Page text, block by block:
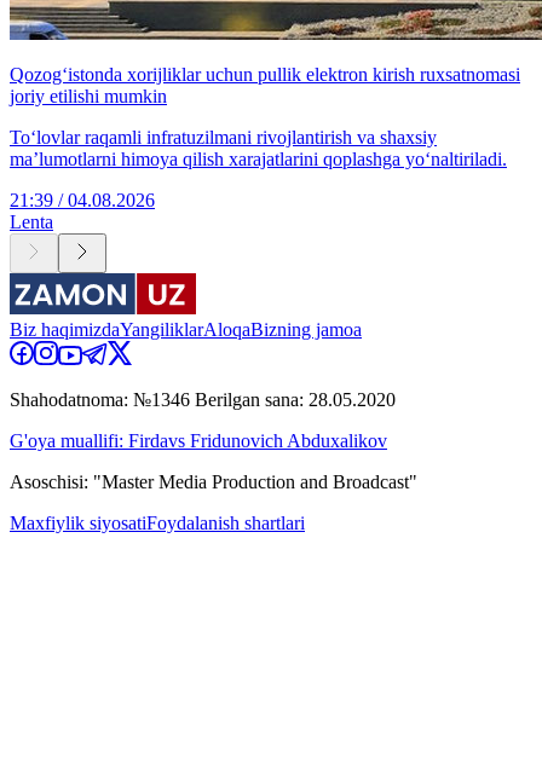
Qozog‘istonda xorijliklar uchun pullik elektron kirish ruxsatnomasi
joriy etilishi mumkin
To‘lovlar raqamli infratuzilmani rivojlantirish va shaxsiy
ma’lumotlarni himoya qilish xarajatlarini qoplashga yo‘naltiriladi.
21:39 / 04.08.2026
Lenta
Biz haqimizdaYangiliklarAloqaBizning jamoa
Shahodatnoma: №1346 Berilgan sana: 28.05.2020
G'oya muallifi: Firdavs Fridunovich Abduxalikov
Asoschisi: "Master Media Production and Broadcast"
Maxfiylik siyosatiFoydalanish shartlari